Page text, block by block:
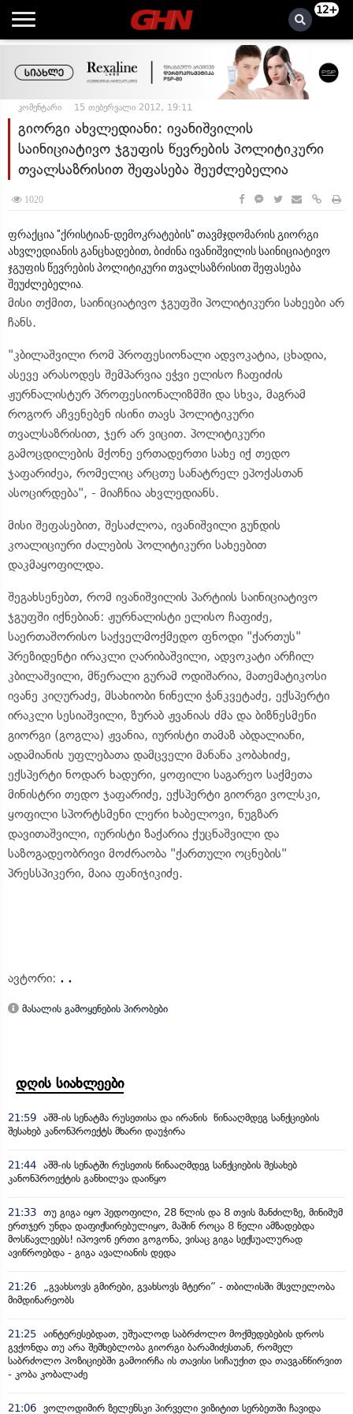
12+
კომენტარი 15 თებერვალი 2012, 19:11
გიორგი ახვლედიანი: ივანიშვილის
საინიციატივო ჯგუფის წევრების პოლიტიკური
თვალსაზრისით შეფასება შეუძლებელია
1020
ფრაქცია "ქრისტიან-დემოკრატების" თავმჯდომარის გიორგი
ახვლედიანის განცხადებით, ბიძინა ივანიშვილის საინიციატივო
ჯგუფის წევრების პოლიტიკური თვალსაზრისით შეფასება
შეუძლებელია.
მისი თქმით, საინიციატივო ჯგუფში პოლიტიკური სახეები არ
ჩანს.
"კბილაშვილი რომ პროფესიონალი ადვოკატია, ცხადია,
ასევე არასოდეს შემპარვია ეჭვი ელისო ჩაფიძის
ჟურნალისტურ პროფესიონალიზმში და სხვა, მაგრამ
როგორ აჩვენებენ ისინი თავს პოლიტიკური
თვალსაზრისით, ჯერ არ ვიცით. პოლიტიკური
გამოცდილების მქონე ერთადერთი სახე იქ თედო
ჯაფარიძეა, რომელიც არცთუ სანატრელ ეპოქასთან
ასოცირდება", - მიაჩნია ახვლედიანს.
მისი შეფასებით, შესაძლოა, ივანიშვილი გუნდის
კოალიციური ძალების პოლიტიკური სახეებით
დაკმაყოფილდა.
შეგახსენებთ, რომ ივანიშვილის პარტიის საინიციატივო
ჯგუფში იქნებიან: ჟურნალისტი ელისო ჩაფიძე,
საერთაშორისო საქველმოქმედო ფნოდი "ქართუს"
პრეზიდენტი ირაკლი ღარიბაშვილი, ადვოკატი არჩილ
კბილაშვილი, მწერალი გურამ ოდიშარია, მათემატიკოსი
ივანე კიღურაძე, მსახიობი ნინელი ჭანკვეტაძე, ექსპერტი
ირაკლი სესიაშვილი, ზურაბ ჟვანიას ძმა და ბიზნესმენი
გიორგი (გოგლა) ჟვანია, იურისტი თამაზ აბდალიანი,
ადამიანის უფლებათა დამცველი მანანა კობახიძე,
ექსპერტი ნოდარ ხადური, ყოფილი საგარეო საქმეთა
მინისტრი თედო ჯაფარიძე, ექსპერტი გიორგი ვოლსკი,
ყოფილი სპორტსმენი ლერი ხაბელოვი, ნუგზარ
დავითაშვილი, იურისტი ზაქარია ქუცნაშვილი და
საზოგადეობრივი მოძრაობა "ქართული ოცნების"
პრესსპიკერი, მაია ფანიჯიკიძე.
ავტორი: . .
მასალის გამოყენების პირობები
დღის სიახლეები
21:59 აშშ-ის სენატმა რუსეთისა და ირანის წინააღმდეგ სანქციების
შესახებ კანონპროექტს მხარი დაუჭირა
21:44 აშშ-ის სენატში რუსეთის წინააღმდეგ სანქციების შესახებ
კანონპროექტის განხილვა დაიწყო
21:33 თუ გიგა იყო პედოფილი, 28 წლის და 8 თვის მანძილზე, მინიმუმ
ერთჯერ უნდა დაფიქსირებულიყო, მაშინ როცა 8 წელი ამზადებდა
მოსწავლეებს! იპოვონ ერთი გოგონა, ვისაც გიგა სექსუალურად
ავიწროებდა - გიგა ავალიანის დედა
21:26
„გვახსოვს გმირები, გვახსოვს მტერი” - თბილისში მსვლელობა
მიმდინარეობს
21:25 აინტერესებდათ, უშუალოდ საბრძოლო მოქმედებების დროს
გვქონდა თუ არა შემხებლობა გიორგი ბარამიძესთან, რომელ
საბრძოლო პოზიციებში გამოირჩა ის თავისი სიჩაუქით და თავგანწირვით
- კობა კობალაძე
21:06 ვოლოდიმირ ზელენსკი პირველი ვიზიტით სერბეთში ჩავიდა